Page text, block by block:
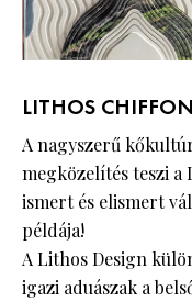
LITHOS
A nagyszerű
megközelítés teszi a
ismert és elismert
példája!
A Lithos Design
igazi aduászak a